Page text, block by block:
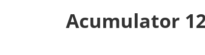
Semitractiune
Acumulator